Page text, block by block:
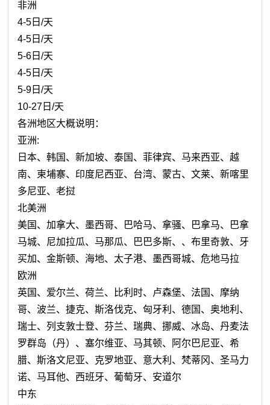
非洲
4-5日/天
4-5日/天
5-6日/天
4-5日/天
5-9日/天
10-27日/天
各洲地区大概说明：
亚洲:
日本、韩国、新加坡、泰国、菲律宾、马来西亚、越
南、柬埔寨、印度尼西亚、台湾、蒙古、文莱、新喀里
多尼亚、老挝
北美洲
美国、加拿大、墨西哥、巴哈马、拿骚、巴拿马、巴拿
马城、尼加拉瓜、马那瓜、巴巴多斯、、布里奇敦、牙
买加、金斯顿、海地、太子港、墨西哥城、危地马拉
欧洲
英国、爱尔兰、荷兰、比利时、卢森堡、法国、摩纳
哥、波兰、捷克、斯洛伐克、匈牙利、德国、奥地利、
瑞士、列支敦士登、芬兰、瑞典、挪威、冰岛、丹麦法
罗群岛（丹）、塞尔维亚、马其顿、阿尔巴尼亚、希
腊、斯洛文尼亚、克罗地亚、意大利、梵蒂冈、圣马力
诺、马耳他、西班牙、葡萄牙、安道尔
中东